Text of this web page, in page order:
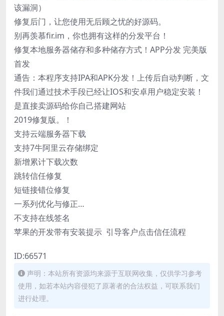
该漏洞）
修复后门，让您使用无后顾之忧的好源码。
别再羡慕fir.im，你也拥有这样的分发平台！
修复本地服务器储存和多种储存方式！APP分发 完美版
首发
通告：本程序支持IPA和APK分发！上传后自动判断，文
件我们通过技术手段已经让IOS和安卓用户稳定安装！
是直接卖源码给你自己搭建网站
2019修复版。！
支持云端服务器下载
支持7牛阿里云存储绑定
新增累计下载次数
跳转信任修复
短链接错位修复
一系列优化与修正…
不支持在线签名
苹果的开发带有安装提示 引导客户点击信任流程
ID:66571
声明：本站所有资源均来源于互联网收集，仅供学习参考
使用，如若本站内容侵犯了原著者的合法权益，可联系我们
进行处理。